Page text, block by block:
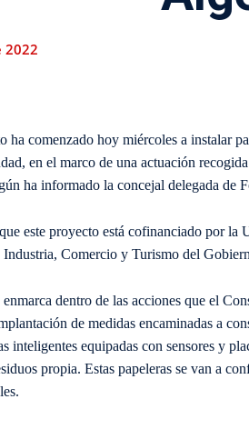
2022
ha comenzado hoy miércoles a instalar
en el marco de una actuación
ha informado la concejal delegada de
este proyecto está cofinanciado por
Comercio y Turismo del
dentro de las acciones que el
de medidas encaminadas a
inteligentes equipadas con sensores y
propia. Estas papeleras se van a